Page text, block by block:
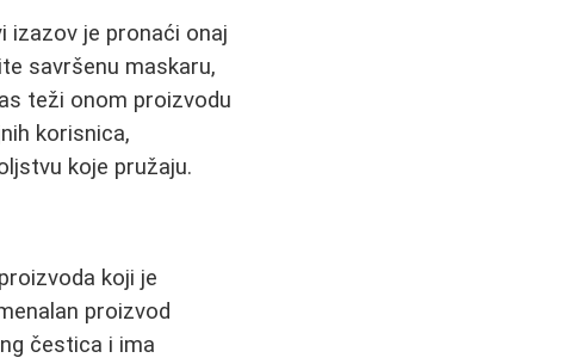
izazov je pronaći onaj
savršenu maskaru,
teži onom proizvodu
korisnica,
koje pružaju.
koji je
proizvod
čestica i ima